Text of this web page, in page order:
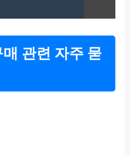
관련 자주 묻